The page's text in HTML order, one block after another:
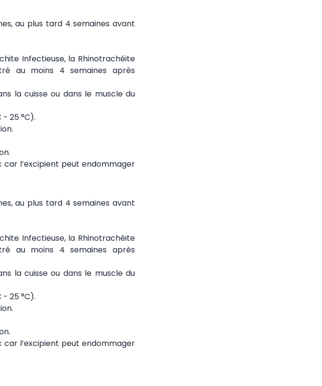
au plus tard 4 semaines avant
Infectieuse, la Rhinotrachéite
au moins 4 semaines après
la cuisse ou dans le muscle du
25 °C).
l’excipient peut endommager
au plus tard 4 semaines avant
Infectieuse, la Rhinotrachéite
au moins 4 semaines après
la cuisse ou dans le muscle du
25 °C).
l’excipient peut endommager